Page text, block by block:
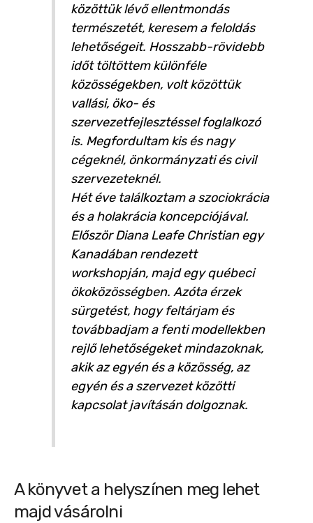
közöttük lévő ellentmondás
természetét, keresem a feloldás
lehetőségeit. Hosszabb-rövidebb
időt töltöttem különféle
közösségekben, volt közöttük
vallási, öko- és
szervezetfejlesztéssel foglalkozó
is. Megfordultam kis és nagy
cégeknél, önkormányzati és civil
szervezeteknél.
Hét éve találkoztam a szociokrácia
és a holakrácia koncepciójával.
Először Diana Leafe Christian egy
Kanadában rendezett
workshopján, majd egy québeci
ökoközösségben. Azóta érzek
sürgetést, hogy feltárjam és
továbbadjam a fenti modellekben
rejlő lehetőségeket mindazoknak,
akik az egyén és a közösség, az
egyén és a szervezet közötti
kapcsolat javításán dolgoznak.
A könyvet a helyszínen meg lehet
majd vásárolni